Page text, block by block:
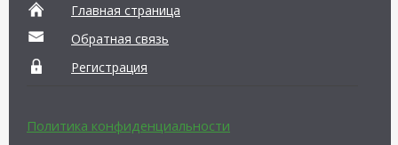
Главная страница
Обратная связь
Регистрация
Политика конфиденциальности